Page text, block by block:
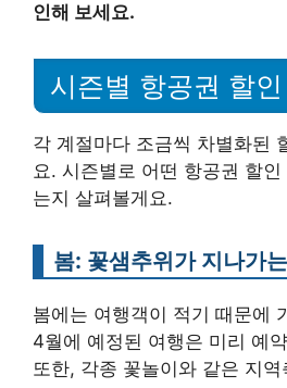
인해 보세요.
시즌별 항공권 할
각 계절마다 조금씩 차별화된
요. 시즌별로 어떤 항공권 할
는지 살펴볼게요.
봄: 꽃샘추위가 지나가
봄에는 여행객이 적기 때문에
4월에 예정된 여행은 미리 예
또한, 각종 꽃놀이와 같은 지